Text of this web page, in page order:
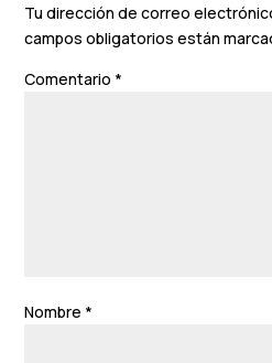
Tu dirección de correo
campos obligatorios están
Comentario *
Nombre *